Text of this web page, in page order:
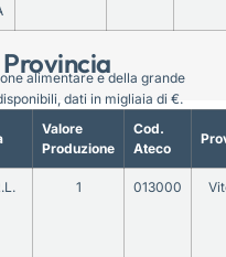
Valore
Produzione
Cod.
Ateco
1 013000
alimentare e della grande
dati in migliaia di €.